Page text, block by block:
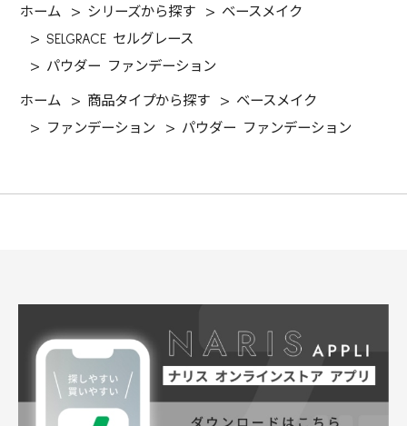
ホーム > シリーズから探す > ベースメイク
>SELGRACE セルグレース
> パウダー ファンデーション
ホーム > 商品タイプから探す > ベースメイク
>
ファンデーション > パウダー ファンデーション